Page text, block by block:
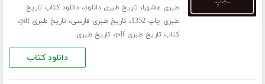
طبری عاشورا، تاریخ طبری دانلود،دانلود کتاب تاریخ
طبری چاپ 1352
، تاریخ طبری فارسی، تاریخ طبری pdf ،
کتاب تاریخ طبری pdf ، تاریخ طبری
دانلود کتاب